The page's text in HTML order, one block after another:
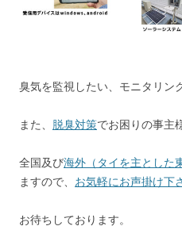
臭気を監視したい、モニタリン
また、 脱臭対策でお困りの事主
全国及び海外（タイを主とした
ますので、 お気軽にお声掛け下
お待ちしております。